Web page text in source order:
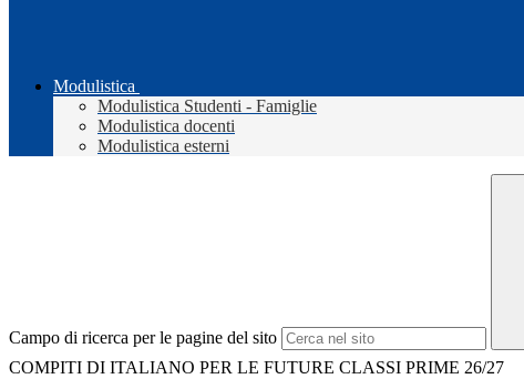
Modulistica
Modulistica Studenti - Famiglie
Modulistica docenti
Modulistica esterni
Campo di ricerca per le pagine del sito
COMPITI DI ITALIANO PER LE FUTURE CLASSI PRIME 26/27